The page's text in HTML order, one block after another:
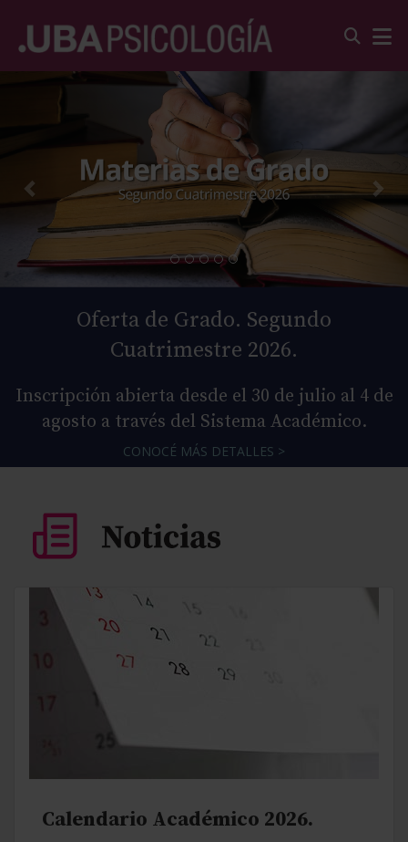
Oferta de Grado. Segundo
Cuatrimestre 2026.
Inscripción abierta desde el 30 de julio al 4 de
agosto a través del Sistema Académico.
CONOCÉ MÁS DETALLES >
Calendario Académico 2026.